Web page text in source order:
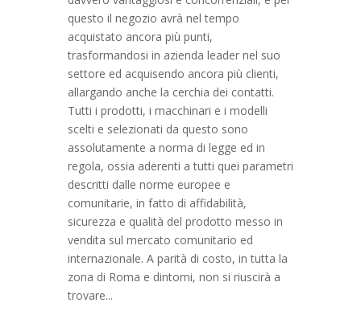
questo il negozio avrà nel tempo
acquistato ancora più punti,
trasformandosi in azienda leader nel suo
settore ed acquisendo ancora più clienti,
allargando anche la cerchia dei contatti.
Tutti i prodotti, i macchinari e i modelli
scelti e selezionati da questo sono
assolutamente a norma di legge ed in
regola, ossia aderenti a tutti quei parametri
descritti dalle norme europee e
comunitarie, in fatto di affidabilità,
sicurezza e qualità del prodotto messo in
vendita sul mercato comunitario ed
internazionale. A parità di costo, in tutta la
zona di Roma e dintorni, non si riuscirà a
trovare...